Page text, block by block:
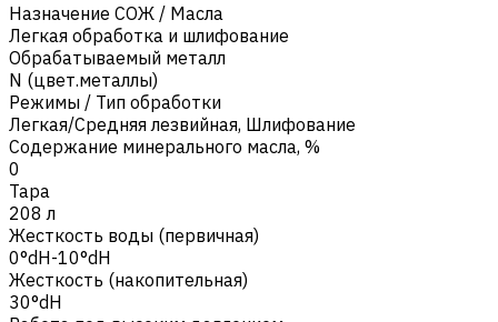
Назначение СОЖ / Масла
Легкая обработка и шлифование
Обрабатываемый металл
N (цвет.металлы)
Режимы / Тип обработки
Легкая/Средняя лезвийная, Шлифование
Содержание минерального масла, %
0
Тара
208 л
Жесткость воды (первичная)
0°dH-10°dH
Жесткость (накопительная)
30°dH